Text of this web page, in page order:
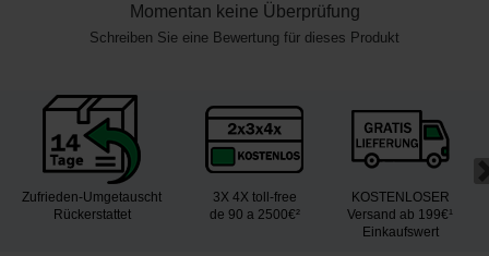
Momentan keine Überprüfung
Schreiben Sie eine Bewertung für dieses Produkt
Zufrieden-Umgetauscht
Rückerstattet
3X 4X toll-free
de 90 a 2500€²
KOSTENLOSER
Versand ab 199€¹
Einkaufswert